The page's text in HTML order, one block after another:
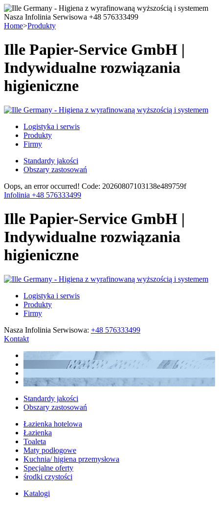
Nasza Infolinia Serwisowa +48 576333499
Home>Produkty
Ille Papier-Service GmbH |
Indywidualne rozwiązania
higieniczne
Logistyka i serwis
Produkty
Firmy
Standardy jakości
Obszary zastosowań
Oops, an error occurred! Code: 20260807103138e489759f
Infolinia +48 576333499
Ille Papier-Service GmbH |
Indywidualne rozwiązania
higieniczne
Logistyka i serwis
Produkty
Firmy
Nasza Infolinia Serwisowa: +48 576333499
Kontakt
Standardy jakości
Obszary zastosowań
Łazienka hotelowa
Łazienka
Toaleta
Maty podłogowe
Kuchnia/ higiena przemysłowa
Specjalne oferty
środki czystości
Katalogi